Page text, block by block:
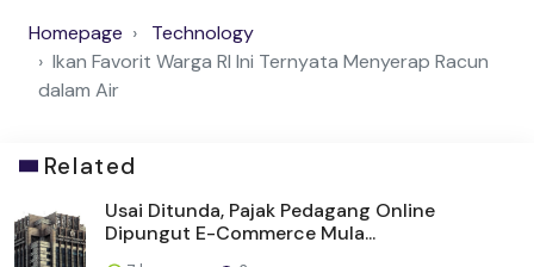
Homepage
Technology
Ikan Favorit Warga RI Ini Ternyata Menyerap Racun
dalam Air
Related
Usai Ditunda, Pajak Pedagang Online
Dipungut E-Commerce Mula...